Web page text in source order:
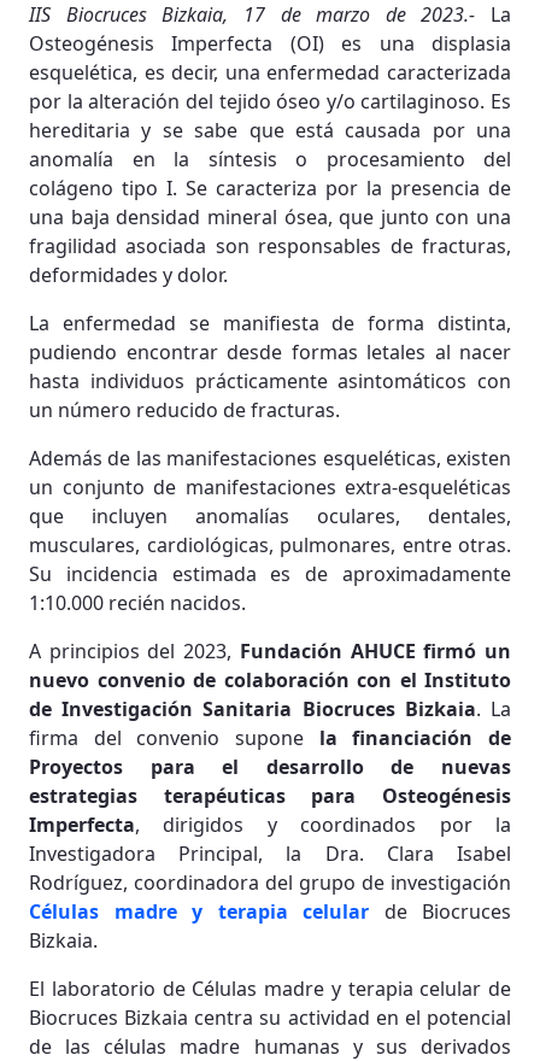
IIS Biocruces Bizkaia, 17 de marzo de 2023.- La
Osteogénesis Imperfecta (OI) es una displasia
esquelética, es decir, una enfermedad caracterizada
por la alteración del tejido óseo y/o cartilaginoso. Es
hereditaria y se sabe que está causada por una
anomalía en la síntesis o procesamiento del
colágeno tipo I. Se caracteriza por la presencia de
una baja densidad mineral ósea, que junto con una
fragilidad asociada son responsables de fracturas,
deformidades y dolor.
La enfermedad se manifiesta de forma distinta,
pudiendo encontrar desde formas letales al nacer
hasta individuos prácticamente asintomáticos con
un número reducido de fracturas.
Además de las manifestaciones esqueléticas, existen
un conjunto de manifestaciones extra-esqueléticas
que incluyen anomalías oculares, dentales,
musculares, cardiológicas, pulmonares, entre otras.
Su incidencia estimada es de aproximadamente
1:10.000 recién nacidos.
A principios del 2023, Fundación AHUCE firmó un
nuevo convenio de colaboración con el Instituto
de Investigación Sanitaria Biocruces Bizkaia. La
firma del convenio supone la financiación de
Proyectos para el desarrollo de nuevas
estrategias terapéuticas para Osteogénesis
Imperfecta, dirigidos y coordinados por la
Investigadora Principal, la Dra. Clara Isabel
Rodríguez, coordinadora del grupo de investigación
Células madre y terapia celular de Biocruces
Bizkaia.
El laboratorio de Células madre y terapia celular de
Biocruces Bizkaia centra su actividad en el potencial
de las células madre humanas y sus derivados